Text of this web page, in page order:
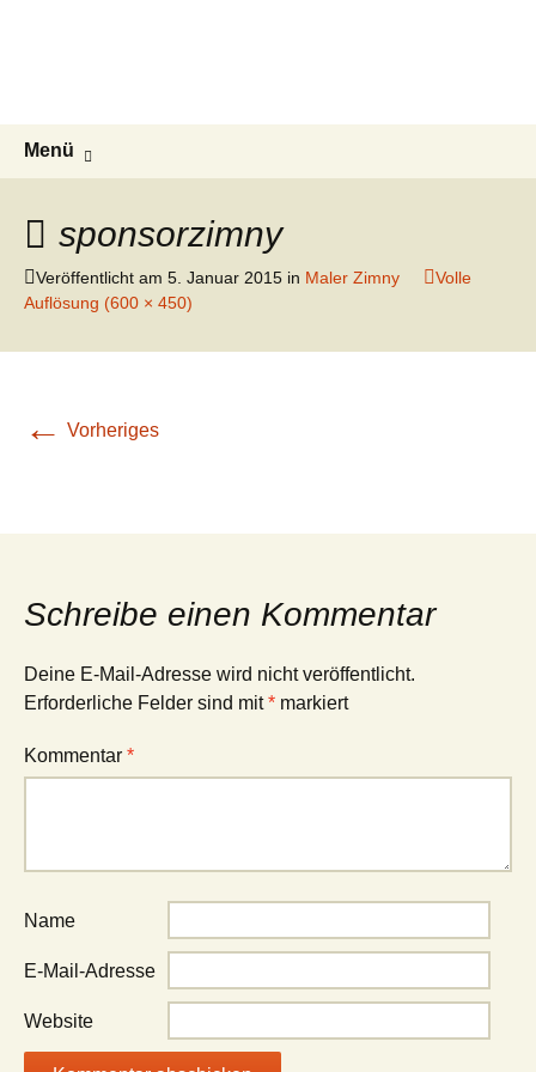
Menü
sponsorzimny
Veröffentlicht am 5. Januar 2015 in Maler Zimny
Volle
Auflösung (600 × 450)
← Vorheriges
Schreibe einen Kommentar
Deine E-Mail-Adresse wird nicht veröffentlicht.
Erforderliche Felder sind mit* markiert
Kommentar *
Name
E-Mail-Adresse
Website